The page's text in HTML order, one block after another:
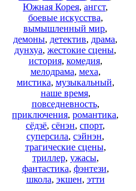
Южная Корея, ангст,
боевые искусства,
вымышленный мир,
демоны, детектив, драма,
дунхуа, жестокие сцены,
история, комедия,
мелодрама, меха,
мистика, музыкальный,
наше время,
повседневность,
приключения, романтика,
сёдзё, сёнэн, спорт,
суперсила, сэйнэн,
трагические сцены,
триллер, ужасы,
фантастика, фэнтези,
школа, экшен, этти